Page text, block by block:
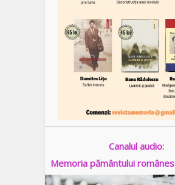
Canalul audio:
Memoria pământului